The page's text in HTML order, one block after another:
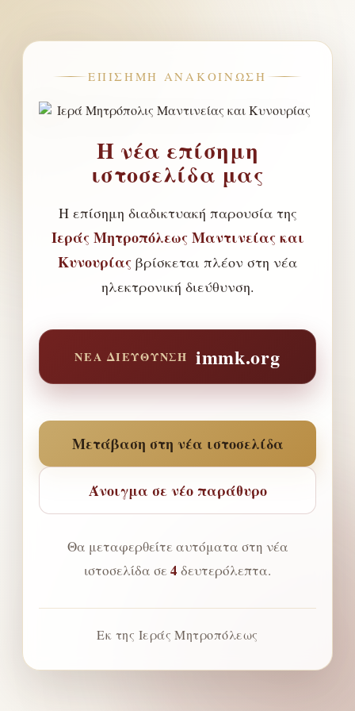
ΕΠΊΣΗΜΗ ΑΝΑΚΟΊΝΩΣΗ
Η νέα επίσημη
ιστοσελίδα μας
Η επίσημη διαδικτυακή παρουσία της
Ιεράς Μητροπόλεως Μαντινείας και
Κυνουρίας βρίσκεται πλέον στη νέα
ηλεκτρονική διεύθυνση.
ΝΈΑ ΔΙΕΎΘΥΝΣΗ immk.org
Μετάβαση στη νέα ιστοσελίδα
Άνοιγμα σε νέο παράθυρο
Θα μεταφερθείτε αυτόματα στη νέα
ιστοσελίδα σε4 δευτερόλεπτα.
Εκ της Ιεράς Μητροπόλεως